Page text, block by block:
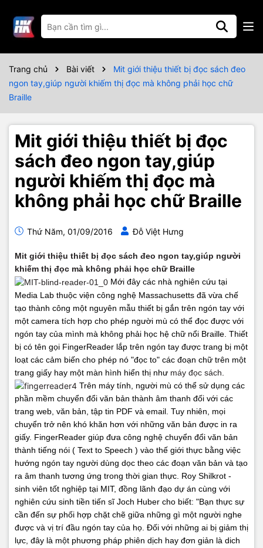
Trang chủ Bài viết
Mit giới thiệu thiết bị đọc sách đeo
ngon tay,giúp người khiếm thị đọc mà không phải học chữ
Braille
Mit giới thiệu thiết bị đọc
sách đeo ngon tay,giúp
người khiếm thị đọc mà
không phải học chữ Braille
Thứ Năm, 01/09/2016 Đỗ Việt Hưng
Mit giới thiệu thiết bị đọc sách đeo ngon tay,giúp người
khiếm thị đọc mà không phải học chữ Braille
Mới đây các nhà nghiên cứu tại
Media Lab thuộc viện công nghệ Massachusetts đã vừa chế
tạo thành công một nguyên mẫu thiết bị gắn trên ngón tay với
một camera tích hợp cho phép người mù có thể đọc được với
ngón tay của mình mà không phải học hệ chữ nổi Braille. Thiết
bị có tên gọi FingerReader lắp trên ngón tay được trang bị một
loạt các cảm biến cho phép nó "đọc to" các đoạn chữ trên một
trang giấy hay một màn hình hiển thị như máy đọc sách
Trên máy tính, người mù có thể sử dụng các
phần mềm chuyển đổi văn bản thành âm thanh đối với các
trang web, văn bản, tập tin PDF và email. Tuy nhiên, mọi
chuyển trở nên khó khăn hơn với những văn bản được in ra
giấy. FingerReader giúp đưa công nghệ chuyển đổi văn bản
thành tiếng nói ( Text to Speech ) vào thế giới thực bằng việc
hướng ngón tay người dùng dọc theo các đoạn văn bản và tạo
ra âm thanh tương ứng trong thời gian thực. Roy Shilkrot -
sinh viên tốt nghiệp tại MIT, đồng lãnh đạo dự án cùng với
nghiên cứu sinh tiền tiến sĩ Joch Huber cho biết: "Bạn thực sự
cần đến sự phối hợp chặt chẽ giữa những gì một người nghe
được và vị trí đầu ngón tay của họ. Đối với những ai bị giảm thị
lực, đây là một phương pháp phiên dịch hay đơn giản là dich